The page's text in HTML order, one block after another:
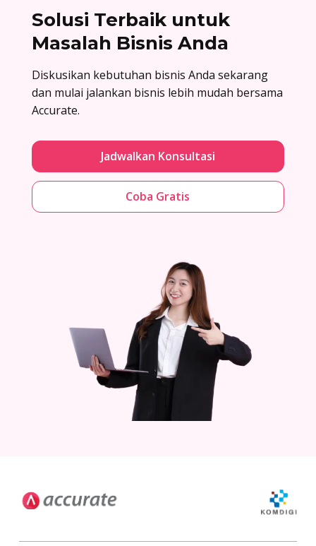
Solusi Terbaik untuk
Masalah Bisnis Anda
Diskusikan kebutuhan bisnis Anda sekarang
dan mulai jalankan bisnis lebih mudah bersama
Accurate.
Jadwalkan Konsultasi
Coba Gratis